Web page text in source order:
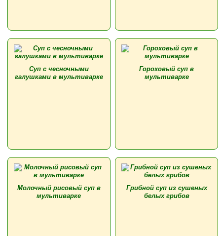
Суп с чесночными
галушками в мультиварке
Гороховый суп в
мультиварке
Молочный рисовый суп в
мультиварке
Грибной суп из сушеных
белых грибов